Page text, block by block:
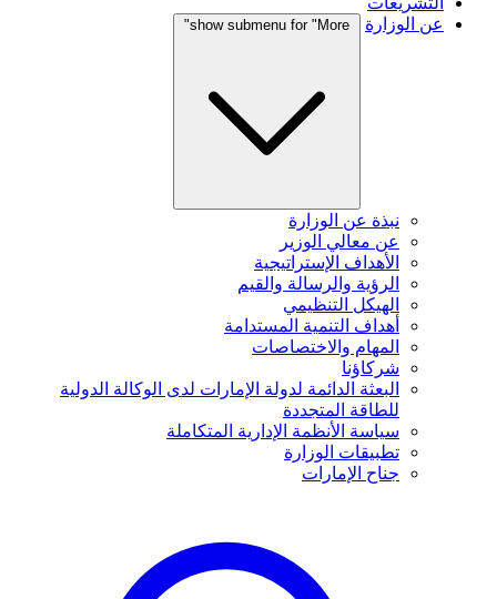
عن الوزارة
show submenu for "More"
نبذة عن الوزارة
عن معالي الوزير
الأهداف الإستراتيجية
الرؤية والرسالة والقيم
الهيكل التنظيمي
أهداف التنمية المستدامة
المهام والاختصاصات
شركاؤنا
البعثة الدائمة لدولة الإمارات لدى الوكالة الدولية
للطاقة المتجددة
سياسة الأنظمة الإدارية المتكاملة
تطبيقات الوزارة
جناح الإمارات